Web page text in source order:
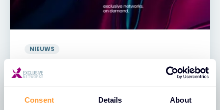
Consent Details About
NIEUWS
Exclusive Networks en Thales werken
samen om MSP's te voorzien van